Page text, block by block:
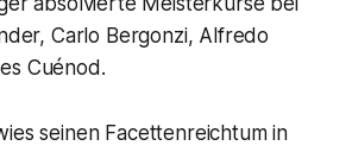
Carlo Bergonzi, Alfredo
Cuénod.
seinen Facettenreichtum in